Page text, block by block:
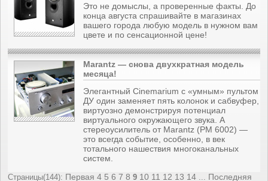
Это не домыслы, а проверенные факты. До
конца августа спрашивайте в магазинах
вашего города любую модель в нужном вам
цвете и по сенсационной цене!
Marantz — снова двухкратная модель
месяца!
Элегантный Cinemarium с «умным» пультом
ДУ один заменяет пять колонок и сабвуфер,
виртуозно демонстрируя потенциал
виртуального окружающего звука. А
стереоусилитель от Marantz (PM 6002) —
это всегда событие, особенно, в век
тотального нашествия многоканальных
систем.
Страницы(144): Первая 4 5 6 7 8 9 10 11 12 13 14 Последняя